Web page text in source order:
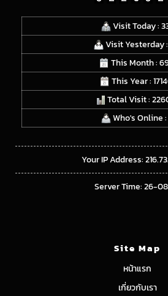
Visit Today :
Visit Yesterday :
This Month :
This Year :
Total Visit :
Who's Online
Your IP Address:
Server Time: 26-
Site Map
หน้าแรก
เกี่ยวกับเรา